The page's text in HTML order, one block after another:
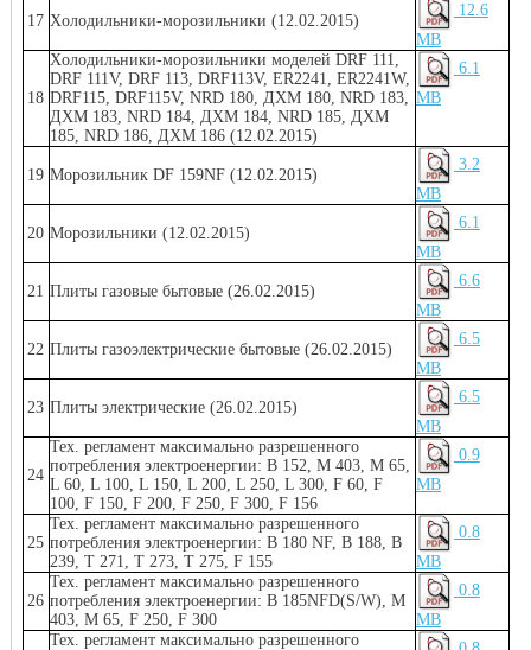
17 Xолодильники-морозильники (12.02.2015)
12.6
MB
18
Xолодильники-морозильники моделей DRF 111,
DRF 111V, DRF 113, DRF113V, ER2241, ER2241W,
DRF115, DRF115V, NRD 180, ДХМ 180, NRD 183,
ДХМ 183, NRD 184, ДХМ 184, NRD 185, ДХМ
185, NRD 186, ДХМ 186 (12.02.2015)
6.1
MB
19 Морозильник DF 159NF (12.02.2015)
3.2
MB
20 Морозильники (12.02.2015)
6.1
MB
21 Плиты газовые бытовые (26.02.2015)
6.6
MB
22 Плиты газоэлектрические бытовые (26.02.2015)
6.5
MB
23 Плиты электрические (26.02.2015)
6.5
MB
24
Тех. регламент максимально разрешенного
потребления электроенергии: B 152, M 403, M 65,
L 60, L 100, L 150, L 200, L 250, L 300, F 60, F
100, F 150, F 200, F 250, F 300, F 156
0.9
MB
25
Тех. регламент максимально разрешенного
потребления электроенергии: B 180 NF, B 188, B
239, T 271, T 273, T 275, F 155
0.8
MB
26
Тех. регламент максимально разрешенного
потребления электроенергии: B 185NFD(S/W), M
403, M 65, F 250, F 300
0.8
MB
Тех. регламент максимально разрешенного